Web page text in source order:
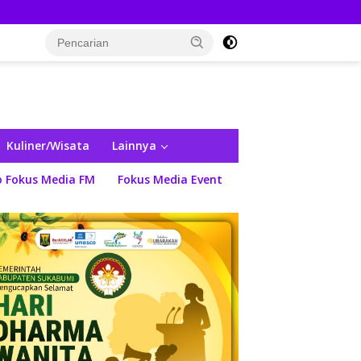
Kuliner/Wisata Lainnya
Fokus Media FM Fokus Media Event